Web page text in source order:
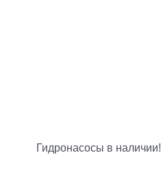
Гидронасосы в наличии!